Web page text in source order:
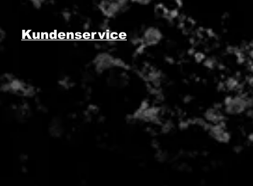
Kundenservice